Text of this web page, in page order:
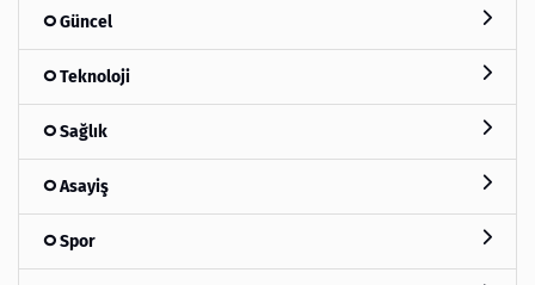
Güncel
Teknoloji
Sağlık
Asayiş
Spor